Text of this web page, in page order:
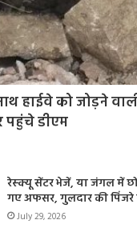
हाईवे को जोड़ने
पहुंचे डीएम
रेस्क्यू सेंटर भेजें, या जंगल में
गए अफसर, गुलदार की पिंजरे
July 29, 2026